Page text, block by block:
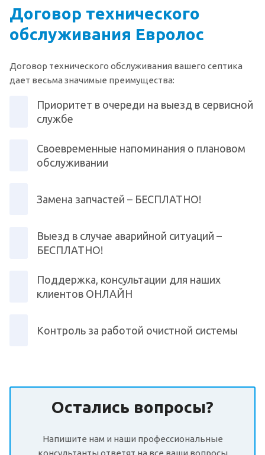
Договор технического
обслуживания Евролос
Договор технического обслуживания вашего септика
дает весьма значимые преимущества:
Приоритет в очереди на выезд в сервисной
службе
Своевременные напоминания о плановом
обслуживании
Замена запчастей – БЕСПЛАТНО!
Выезд в случае аварийной ситуаций –
БЕСПЛАТНО!
Поддержка, консультации для наших
клиентов ОНЛАЙН
Контроль за работой очистной системы
Остались вопросы?
Напишите нам и наши профессиональные
консультанты ответят на все ваши вопросы